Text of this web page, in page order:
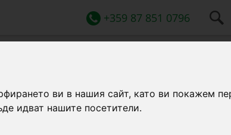
ви в нашия сайт, като ви покажем
идват нашите посетители.
+359 87 851 0796
минута), без двигател